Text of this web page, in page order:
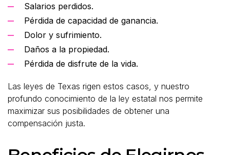
Salarios perdidos.
Pérdida de capacidad de ganancia.
Dolor y sufrimiento.
Daños a la propiedad.
Pérdida de disfrute de la vida.
Las leyes de Texas rigen estos casos, y nuestro
profundo conocimiento de la ley estatal nos permite
maximizar sus posibilidades de obtener una
compensación justa.